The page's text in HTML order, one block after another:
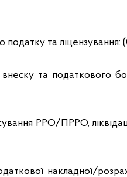
податку та ліцензування:
та податкового
РРО/ПРРО,
накладної/